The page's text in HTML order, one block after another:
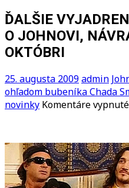
ĎALŠIE
O JOHNOVI,
OKTÓBRI
25. augusta 2009admin
ohľadom bubeníka Chada
novinky Komentáre vypnuté